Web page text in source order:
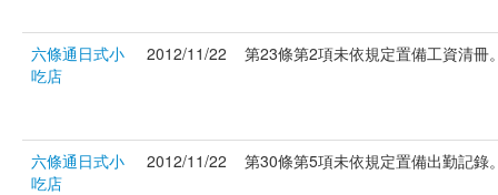
六條通日式小
吃店
2012/11/22 第23條第2項未依規定置備工資清
六條通日式小
吃店
2012/11/22 第30條第5項未依規定置備出勤記